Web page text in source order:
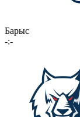
Барыс
-:-